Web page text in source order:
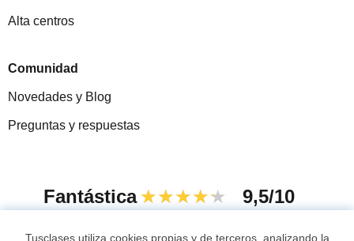
Alta centros
Comunidad
Novedades y Blog
Preguntas y respuestas
Fantástica ★★★★★ 9,5/10
Tusclases utiliza cookies propias y de terceros, analizando la